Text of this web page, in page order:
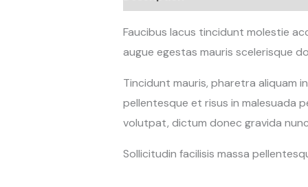
Faucibus lacus tincidunt molestie
augue egestas mauris scelerisque
Tincidunt mauris, pharetra aliquam
pellentesque et risus in malesuada
volutpat, dictum donec gravida
Sollicitudin facilisis massa